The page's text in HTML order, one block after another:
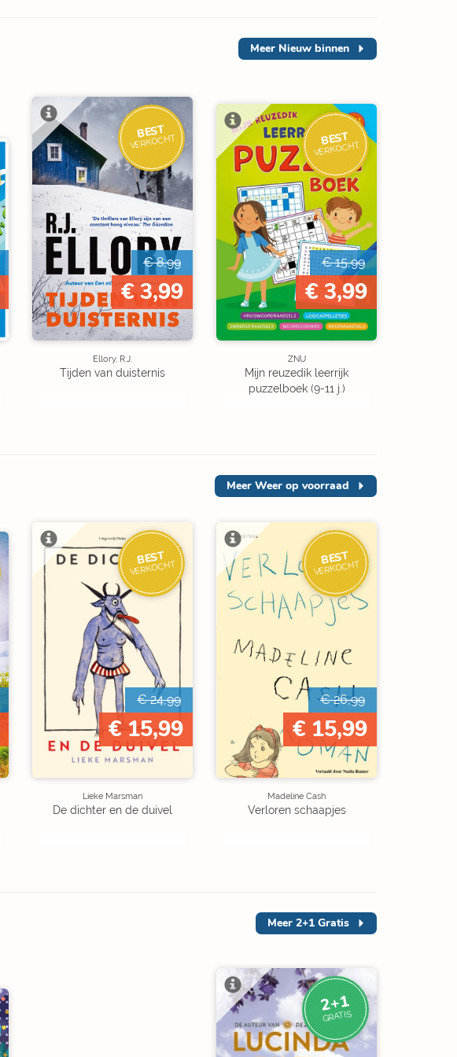
Meer Nieuw binnen
BEST
VERKOCHT
€ 8,99
€ 3,99
Ellory, R.J.
Tijden van duisternis
BEST
VERKOCHT
€ 15,99
€ 3,99
ZNU
Mijn reuzedik leerrijk
puzzelboek (9-11 j.)
Meer Weer op voorraad
BEST
VERKOCHT
€ 24,99
€ 15,99
Lieke Marsman
De dichter en de duivel
BEST
VERKOCHT
€ 26,99
€ 15,99
Madeline Cash
Verloren schaapjes
Meer 2+1 Gratis
2+1
GRATIS